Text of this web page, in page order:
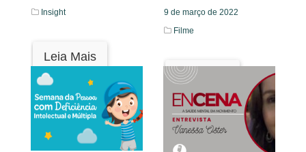
Insight
Leia Mais
9 de março de 2022
Filme
Leia Mais